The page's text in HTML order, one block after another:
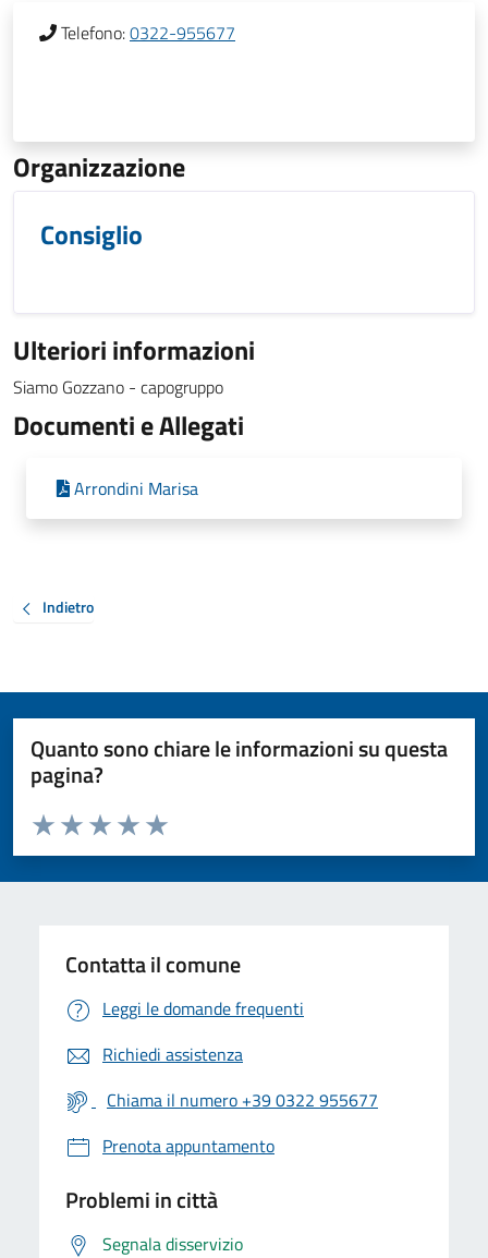
Telefono:0322-955677
Organizzazione
Consiglio
Ulteriori informazioni
Siamo Gozzano - capogruppo
Documenti e Allegati
Arrondini Marisa
Indietro
Quanto sono chiare le informazioni su questa
pagina?
Valuta da 1 a 5 stelle la pagina
Valuta 5 stelle su 5
Valuta 4 stelle su 5
Valuta 3 stelle su 5
Valuta 2 stelle su 5
Valuta 1 stelle su 5
Contatta il comune
Leggi le domande frequenti
Richiedi assistenza
Chiama il numero +39 0322 955677
Prenota appuntamento
Problemi in città
Segnala disservizio